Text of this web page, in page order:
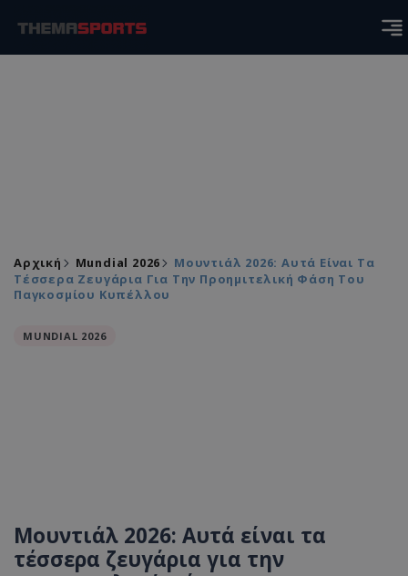
Αρχική Mundial 2026
Μουντιάλ 2026: Αυτά Είναι Τα
Τέσσερα Ζευγάρια Για Την Προημιτελική Φάση Του
Παγκοσμίου Κυπέλλου
MUNDIAL 2026
Μουντιάλ 2026: Αυτά είναι τα
τέσσερα ζευγάρια για την